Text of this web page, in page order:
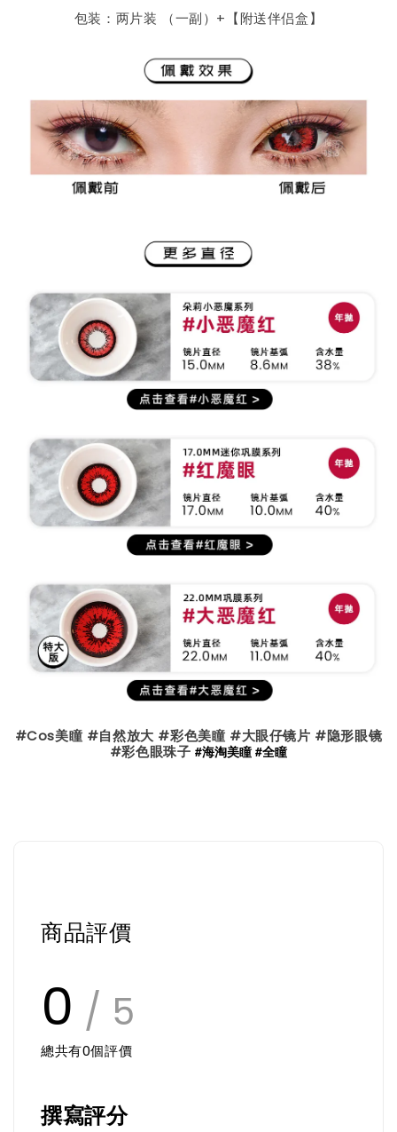
包装：两片装 （一副）+【附送伴侣盒】
#Cos美瞳 #自然放大 #彩色美瞳 #大眼仔镜片 #隐形眼镜
#彩色眼珠子#海淘美瞳 #全瞳
商品評價
0 / 5
總共有0個評價
撰寫評分